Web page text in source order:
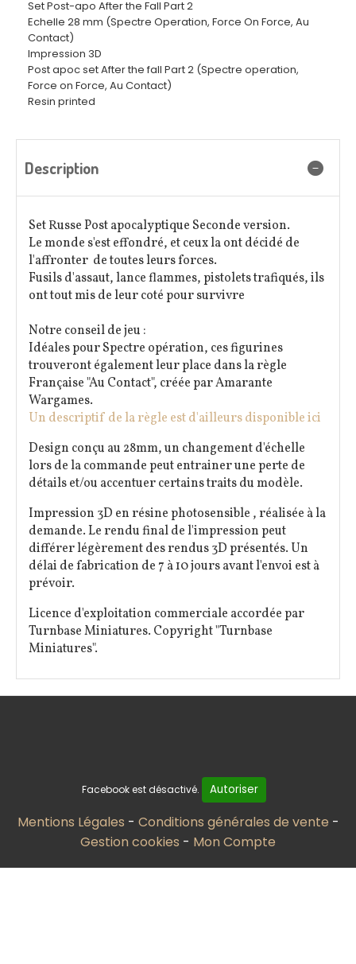
Set Post-apo After the Fall Part 2
Echelle 28 mm (Spectre Operation, Force On Force, Au
Contact)
Impression 3D
Post apoc set After the fall Part 2 (Spectre operation,
Force on Force, Au Contact)
Resin printed
Description
Set Russe Post apocalyptique Seconde version.
Le monde s'est effondré, et ceux la ont décidé de
l'affronter de toutes leurs forces.
Fusils d'assaut, lance flammes, pistolets trafiqués, ils
ont tout mis de leur coté pour survivre
Notre conseil de jeu :
Idéales pour Spectre opération, ces figurines
trouveront également leur place dans la règle
Française "Au Contact", créée par Amarante
Wargames.
Un descriptif de la règle est d'ailleurs disponible ici
Design conçu au 28mm, un changement d'échelle
lors de la commande peut entrainer une perte de
détails et/ou accentuer certains traits du modèle.
Impression 3D en résine photosensible , réalisée à la
demande. Le rendu final de l'impression peut
différer légèrement des rendus 3D présentés. Un
délai de fabrication de 7 à 10 jours avant l'envoi est à
prévoir.
Licence d'exploitation commerciale accordée par
Turnbase Miniatures. Copyright "Turnbase
Miniatures".
Facebook est désactivé. Autoriser
Mentions Légales
Conditions générales de vente
Gestion cookies
Mon Compte